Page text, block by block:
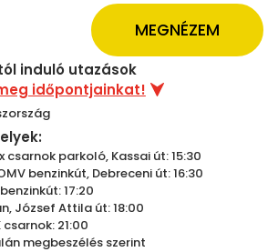
MEGNÉZEM
induló utazások
időpontjainkat!
csarnok parkoló, Kassai út: 15:30
benzinkút, Debreceni út: 16:30
17:20
József Attila út: 18:00
21:00
megbeszélés szerint